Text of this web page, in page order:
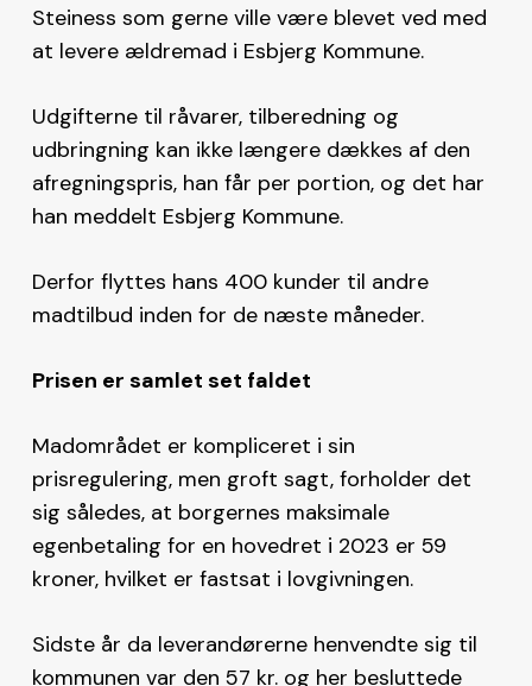
Steiness som gerne ville være blevet ved med
at levere ældremad i Esbjerg Kommune.
Udgifterne til råvarer, tilberedning og
udbringning kan ikke længere dækkes af den
afregningspris, han får per portion, og det har
han meddelt Esbjerg Kommune.
Derfor flyttes hans 400 kunder til andre
madtilbud inden for de næste måneder.
Prisen er samlet set faldet
Madområdet er kompliceret i sin
prisregulering, men groft sagt, forholder det
sig således, at borgernes maksimale
egenbetaling for en hovedret i 2023 er 59
kroner, hvilket er fastsat i lovgivningen.
Sidste år da leverandørerne henvendte sig til
kommunen var den 57 kr. og her besluttede